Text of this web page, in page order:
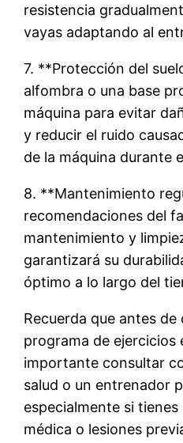
resistencia
vayas adaptando al
7. **Protección del
alfombra o una base
máquina para evitar
y reducir el ruido
de la máquina durante
8. **Mantenimiento
recomendaciones del
mantenimiento y
garantizará su
óptimo a lo largo del
Recuerda que antes
programa de ejercicios
importante consultar
salud o un entrenador
especialmente si
médica o lesiones